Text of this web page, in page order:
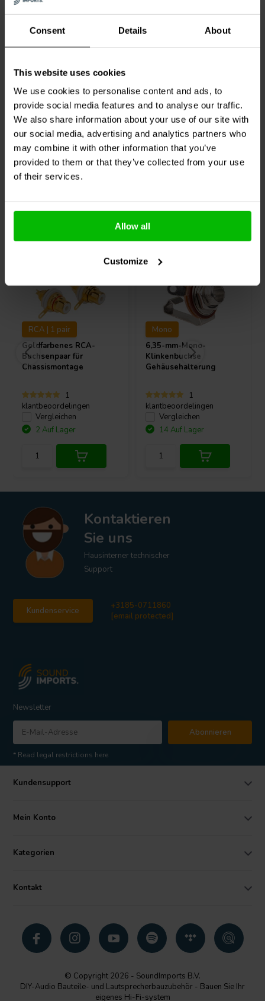
Consent Details About
This website uses cookies
We use cookies to personalise content and ads, to
provide social media features and to analyse our traffic.
We also share information about your use of our site with
our social media, advertising and analytics partners who
may combine it with other information that you’ve
provided to them or that they’ve collected from your use
of their services.
Allow all
Customize
1 piece | dual
BLACK
0
klantbeoordelingen
Vergleichen
2 Auf Lager
1 pair
5
klantbeoordelingen
Vergleichen
6 Auf Lager
Andere Kunden kauften auch
RCA | 1 pair
Goldfarbenes RCA-
Buchsenpaar für
Chassismontage
1
klantbeoordelingen
Vergleichen
2 Auf Lager
Mono
6,35-mm-Mono-
Klinkenbuchse
Gehäusehalterung
1
klantbeoordelingen
Vergleichen
14 Auf Lager
Kontaktieren
Sie uns
Hausinterner technischer
Support
Kundenservice
+3185-0711860
[email protected]
Newsletter
Abonnieren
* Read legal restrictions here
Kundensupport
Mein Konto
Kategorien
Kontakt
© Copyright 2026 - SoundImports B.V.
DIY-Audio Bauteile- und Lautsprecherbauzubehör - Bauen Sie Ihr
eigenes Hi-Fi-system